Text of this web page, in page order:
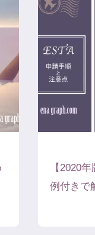
【2020
例付きで